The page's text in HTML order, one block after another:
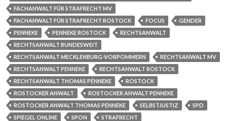
FACHANWALT FÜR STRAFRECHT MV
FACHANWALT FÜR STRAFRECHT ROSTOCK
FOCUS
GENDER
PENNEKE
PENNEKE ROSTOCK
RECHTSANWALT
RECHTSANWALT BUNDESWEIT
RECHTSANWALT MECKLENBURG-VORPOMMERN
RECHTSANWALT MV
RECHTSANWALT PENNEKE
RECHTSANWALT ROSTOCK
RECHTSANWALT THOMAS PENNEKE
ROSTOCK
ROSTOCKER ANWALT
ROSTOCKER ANWALT PENNEKE
ROSTOCKER ANWALT THOMAS PENNEKE
SELBSTJUSTIZ
SPD
SPIEGEL ONLINE
SPON
STRAFRECHT